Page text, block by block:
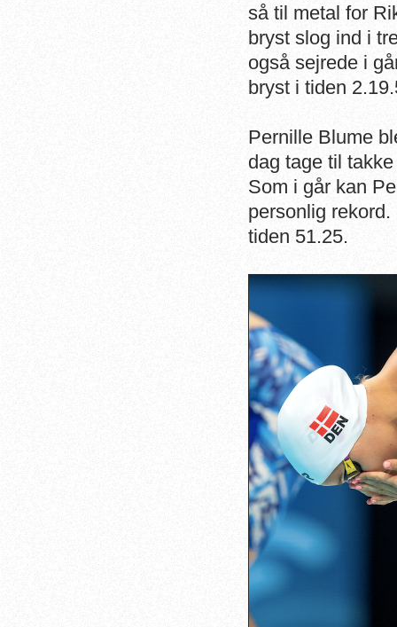
så til metal for
bryst slog ind i
også sejrede i
bryst i tiden
Pernille Blume
dag tage til
Som i går kan
personlig
tiden 51.25.